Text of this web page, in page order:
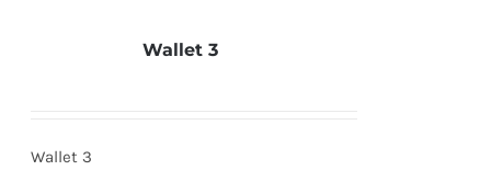
Wallet 3
Wallet 3